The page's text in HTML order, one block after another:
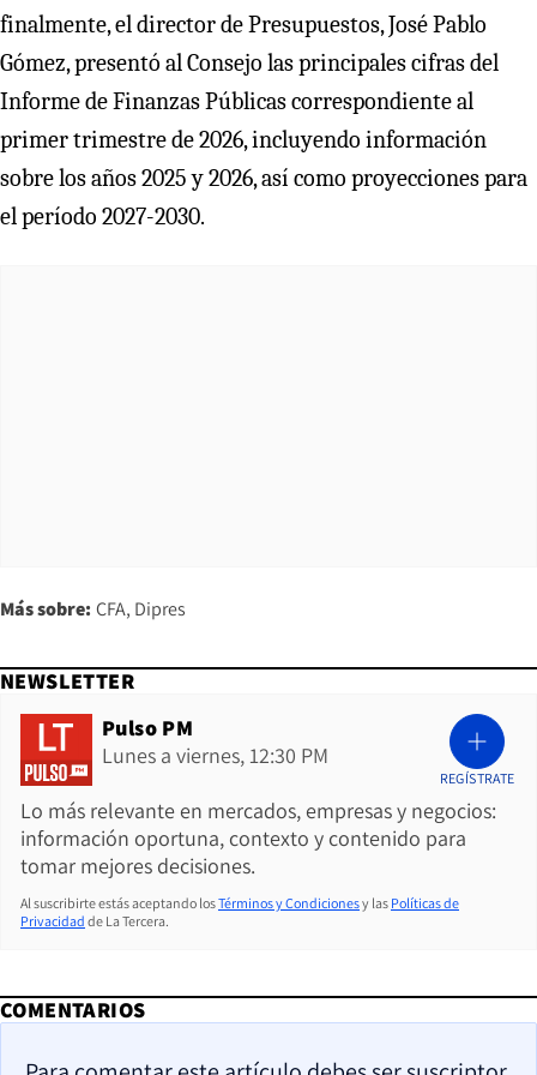
finalmente, el director de Presupuestos, José Pablo
Gómez, presentó al Consejo las principales cifras del
Informe de Finanzas Públicas correspondiente al
primer trimestre de 2026, incluyendo información
sobre los años 2025 y 2026, así como proyecciones para
el período 2027-2030.
Más sobre: CFA Dipres
NEWSLETTER
Pulso PM
Lunes a viernes, 12:30 PM
Lo más relevante en mercados, empresas y negocios:
información oportuna, contexto y contenido para
tomar mejores decisiones.
REGÍSTRATE
Al suscribirte estás aceptando losTérminos y Condicionesy las Políticas de
Privacidad de La Tercera.
COMENTARIOS